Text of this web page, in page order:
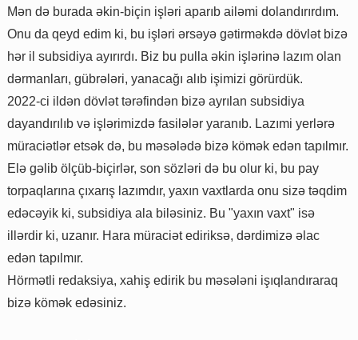
Mən də burada əkin-biçin işləri aparıb ailəmi dolandırırdım.
Onu da qeyd edim ki, bu işləri ərsəyə gətirməkdə dövlət bizə
hər il subsidiya ayırırdı. Biz bu pulla əkin işlərinə lazım olan
dərmanları, gübrələri, yanacağı alıb işimizi görürdük.
2022-ci ildən dövlət tərəfindən bizə ayrılan subsidiya
dayandırılıb və işlərimizdə fasilələr yaranıb. Lazımi yerlərə
müraciətlər etsək də, bu məsələdə bizə kömək edən tapılmır.
Elə gəlib ölçüb-biçirlər, son sözləri də bu olur ki, bu pay
torpaqlarına çıxarış lazımdır, yaxın vaxtlarda onu sizə təqdim
edəcəyik ki, subsidiya ala biləsiniz. Bu "yaxın vaxt" isə
illərdir ki, uzanır. Hara müraciət ediriksə, dərdimizə əlac
edən tapılmır.
Hörmətli redaksiya, xahiş edirik bu məsələni işıqlandıraraq
bizə kömək edəsiniz.